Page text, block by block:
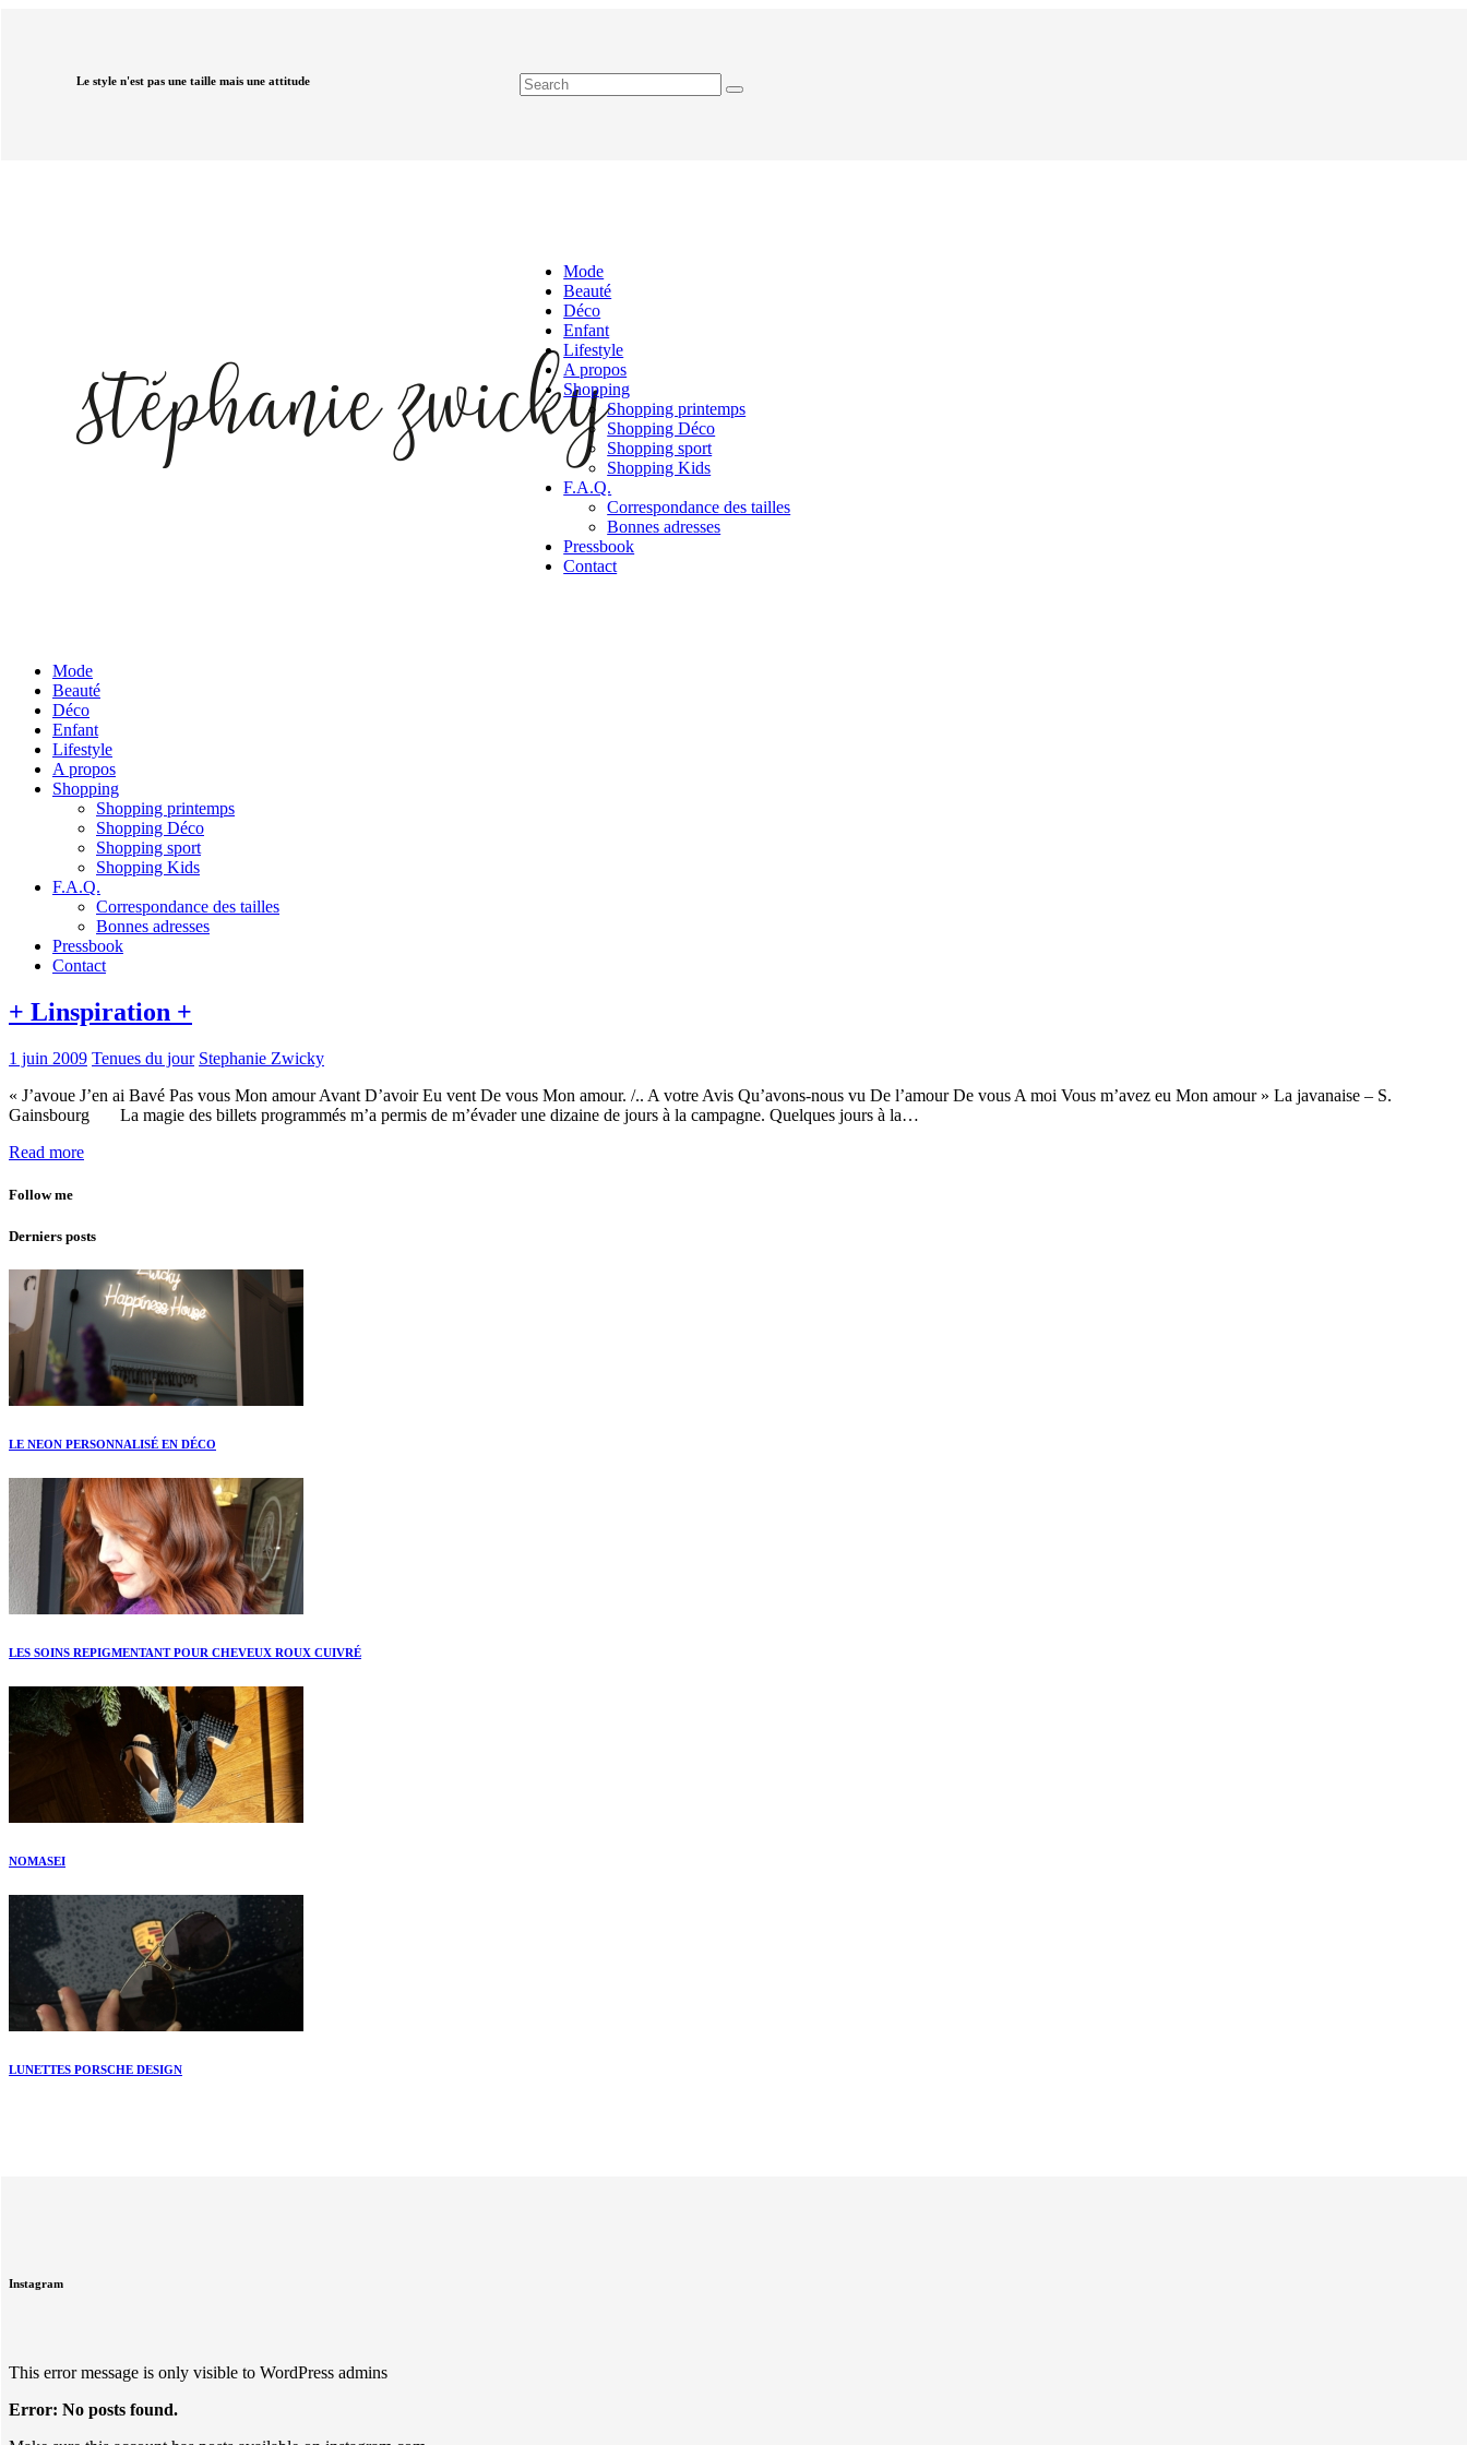
Le style n'est pas une taille mais une attitude
Mode
Beauté
Déco
Enfant
Lifestyle
A propos
Shopping
Shopping printemps
Shopping Déco
Shopping sport
Shopping Kids
F.A.Q.
Correspondance des tailles
Bonnes adresses
Pressbook
Contact
Mode
Beauté
Déco
Enfant
Lifestyle
A propos
Shopping
Shopping printemps
Shopping Déco
Shopping sport
Shopping Kids
F.A.Q.
Correspondance des tailles
Bonnes adresses
Pressbook
Contact
+ Linspiration +
1 juin 2009 Tenues du jour Stephanie Zwicky
« J’avoue J’en ai Bavé Pas vous Mon amour Avant D’avoir Eu vent De vous Mon amour. /.. A votre Avis Qu’avons-nous vu De l’amour De vous A moi Vous m’avez eu Mon amour » La javanaise – S.
Gainsbourg La magie des billets programmés m’a permis de m’évader une dizaine de jours à la campagne. Quelques jours à la…
Read more
Follow me
Derniers posts
LE NEON PERSONNALISÉ EN DÉCO
LES SOINS REPIGMENTANT POUR CHEVEUX ROUX CUIVRÉ
NOMASEI
LUNETTES PORSCHE DESIGN
Instagram
This error message is only visible to WordPress admins
Error: No posts found.